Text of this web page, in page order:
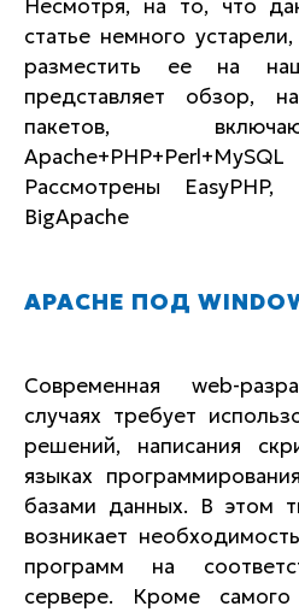
Несмотря, на то, что
статье немного
разместить ее на
представляет обзор,
пакетов,
Рассмотрены
BigApache
APACHE ПОД
Современная web-
случаях требует
решений, написания
языках
базами данных. В этом
возникает
программ на
сервере. Кроме